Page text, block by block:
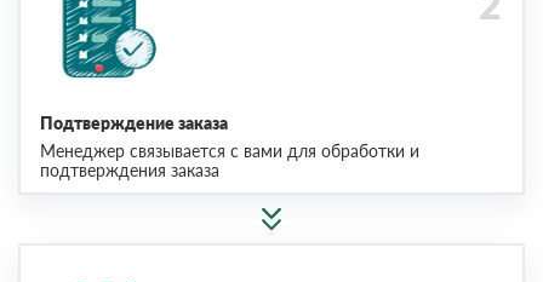
Подтверждение заказа
Менеджер связывается с вами для обработки и
подтверждения заказа